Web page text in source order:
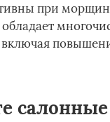
при
салонные